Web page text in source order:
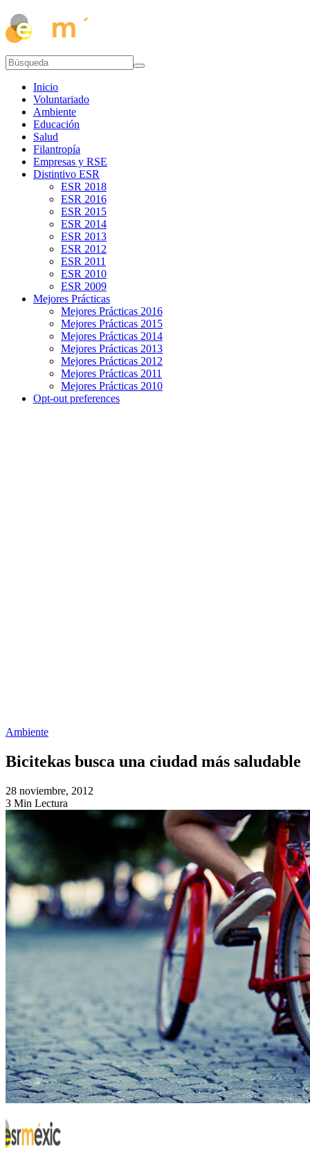
Inicio
Voluntariado
Ambiente
Educación
Salud
Filantropía
Empresas y RSE
Distintivo ESR
ESR 2018
ESR 2016
ESR 2015
ESR 2014
ESR 2013
ESR 2012
ESR 2011
ESR 2010
ESR 2009
Mejores Prácticas
Mejores Prácticas 2016
Mejores Prácticas 2015
Mejores Prácticas 2014
Mejores Prácticas 2013
Mejores Prácticas 2012
Mejores Prácticas 2011
Mejores Prácticas 2010
Opt-out preferences
Ambiente
Bicitekas busca una ciudad más saludable
28 noviembre, 2012
3 Min Lectura